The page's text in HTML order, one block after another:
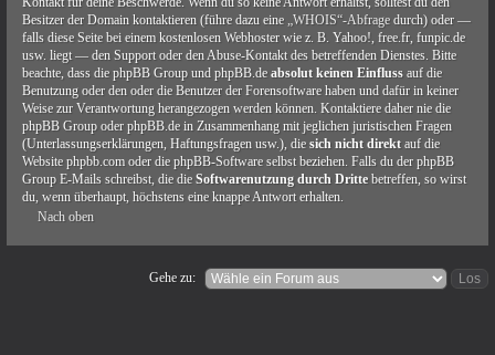
Besitzer der Domain kontaktieren (führe dazu eine „WHOIS“-Abfrage durch) oder —
falls diese Seite bei einem kostenlosen Webhoster wie z. B. Yahoo!, free.fr, funpic.de
usw. liegt — den Support oder den Abuse-Kontakt des betreffenden Dienstes. Bitte
beachte, dass die phpBB Group und phpBB.de absolut keinen Einfluss auf die
Benutzung oder den oder die Benutzer der Forensoftware haben und dafür in keiner
Weise zur Verantwortung herangezogen werden können. Kontaktiere daher nie die
phpBB Group oder phpBB.de in Zusammenhang mit jeglichen juristischen Fragen
(Unterlassungserklärungen, Haftungsfragen usw.), die sich nicht direkt auf die
Website phpbb.com oder die phpBB-Software selbst beziehen. Falls du der phpBB
Group E-Mails schreibst, die die Softwarenutzung durch Dritte betreffen, so wirst
du, wenn überhaupt, höchstens eine knappe Antwort erhalten.
Nach oben
Gehe zu: